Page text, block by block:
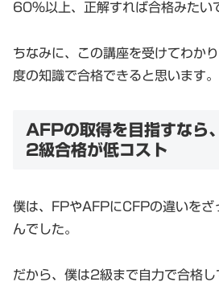
60%以上、正解すれば合格みたい
ちなみに、この講座を受けてわか
度の知識で合格できると思います。
AFPの取得を目指すなら
2級合格が低コスト
僕は、FPやAFPにCFPの違いをざ
んでした。
だから、僕は2級まで自力で合格